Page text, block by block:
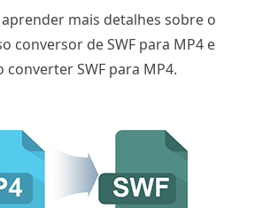
mais detalhes sobre o
conversor de SWF para MP4 e
converter SWF para MP4.